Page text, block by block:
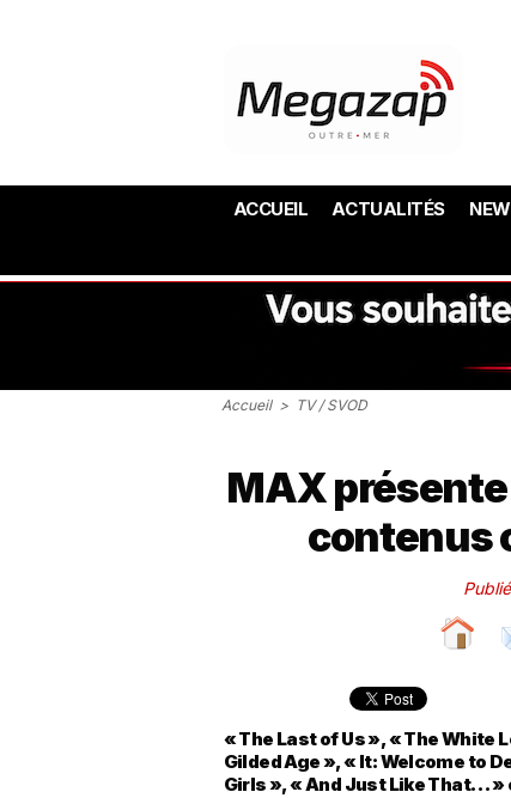
ACCUEIL ACTUALITÉS
Accueil > TV / SVOD
MAX
contenus
« The Last of Us », « The White
Gilded Age », « It: Welcome to
Girls », « And Just Like That… »